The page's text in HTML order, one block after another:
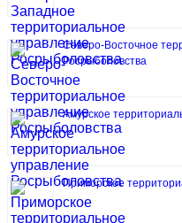
Северо-Восточное
Росрыболовства
Амурское
Приморское